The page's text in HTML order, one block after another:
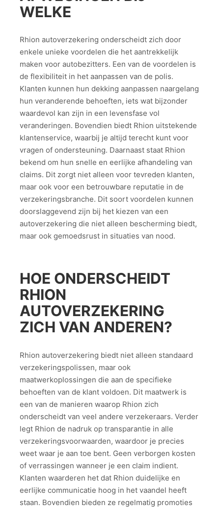
WELKE
Rhion autoverzekering onderscheidt zich door
enkele unieke voordelen die het aantrekkelijk
maken voor autobezitters. Een van de voordelen is
de flexibiliteit in het aanpassen van de polis.
Klanten kunnen hun dekking aanpassen naargelang
hun veranderende behoeften, iets wat bijzonder
waardevol kan zijn in een levensfase vol
veranderingen. Bovendien biedt Rhion uitstekende
klantenservice, waarbij je altijd terecht kunt voor
vragen of ondersteuning. Daarnaast staat Rhion
bekend om hun snelle en eerlijke afhandeling van
claims. Dit zorgt niet alleen voor tevreden klanten,
maar ook voor een betrouwbare reputatie in de
verzekeringsbranche. Dit soort voordelen kunnen
doorslaggevend zijn bij het kiezen van een
autoverzekering die niet alleen bescherming biedt,
maar ook gemoedsrust in situaties van nood.
HOE ONDERSCHEIDT
RHION
AUTOVERZEKERING
ZICH VAN ANDEREN?
Rhion autoverzekering biedt niet alleen standaard
verzekeringspolissen, maar ook
maatwerkoplossingen die aan de specifieke
behoeften van de klant voldoen. Dit maatwerk is
een van de manieren waarop Rhion zich
onderscheidt van veel andere verzekeraars. Verder
legt Rhion de nadruk op transparantie in alle
verzekeringsvoorwaarden, waardoor je precies
weet waar je aan toe bent. Geen verborgen kosten
of verrassingen wanneer je een claim indient.
Klanten waarderen het dat Rhion duidelijke en
eerlijke communicatie hoog in het vaandel heeft
staan. Bovendien bieden ze regelmatig promoties